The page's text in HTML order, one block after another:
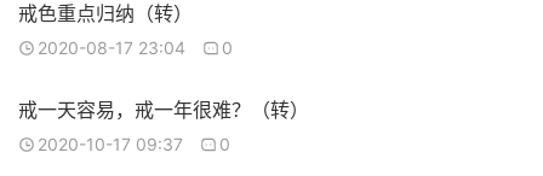
戒色重点归纳（转）
2020-08-17 23:04 0
戒一天容易，戒一年很难？（转）
2020-10-17 09:37 0